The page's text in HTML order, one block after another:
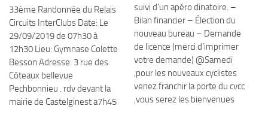
33ème Randonnée du Relais
Circuits InterClubs Date: Le
29/09/2019 de 07h30 à
12h30 Lieu: Gymnase Colette
Besson Adresse: 3 rue des
Côteaux bellevue
Pechbonnieu . rdv devant la
mairie de Castelginest a7h45
suivi d’un apéro dinatoire. –
Bilan financier – Élection du
nouveau bureau – Demande
de licence (merci d’imprimer
votre demande) @Samedi
,pour les nouveaux cyclistes
venez franchir la porte du cvcc
,vous serez les bienvenues